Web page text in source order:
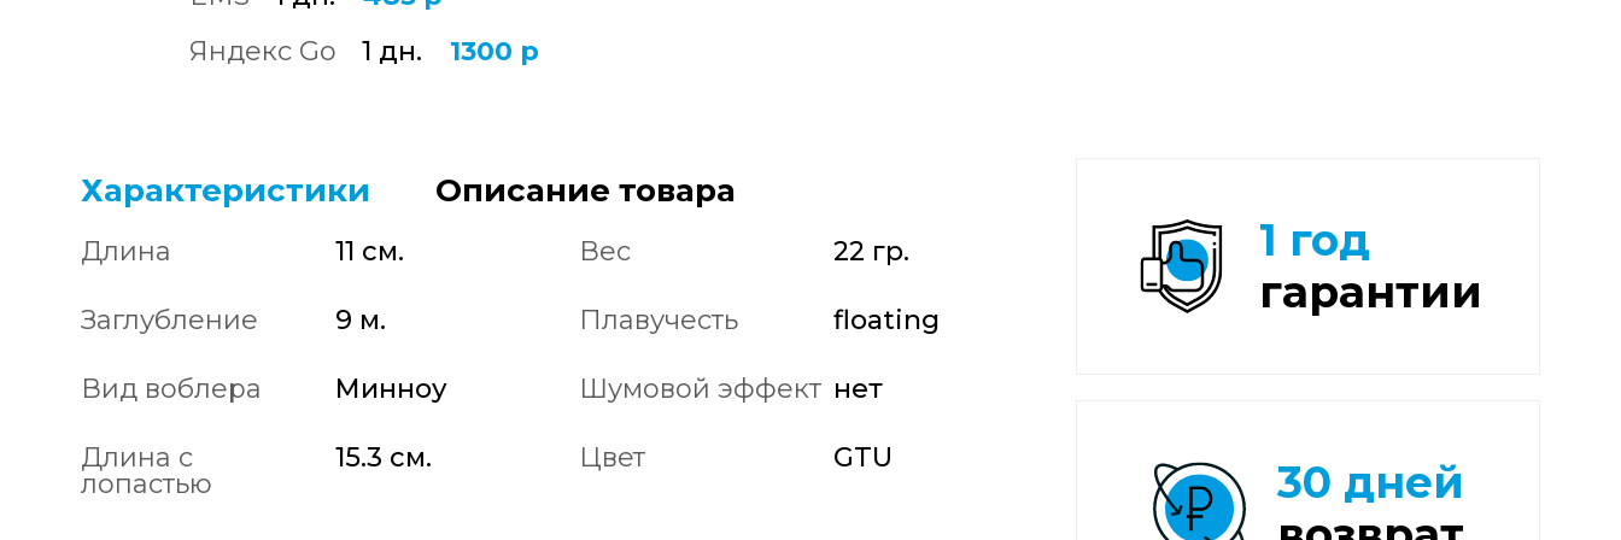
Яндекс Go
1 дн. 1300 р
Характеристики Описание товара
Длина 11 см. Вес 22 гр.
Заглубление 9 м. Плавучесть floating
Вид воблера Минноу Шумовой эффект нет
Длина с
лопастью
15.3 см. Цвет GTU
1 год
гарантии
30 дней